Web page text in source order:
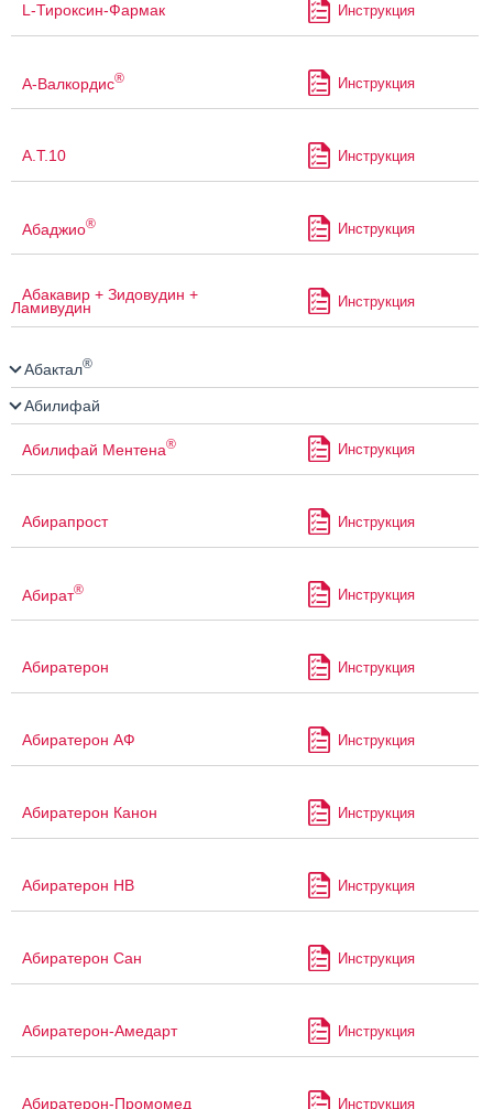
L-Тироксин-Фармак Инструкция
А-Валкордис® Инструкция
А.Т.10 Инструкция
Абаджио® Инструкция
Абакавир + Зидовудин +
Ламивудин Инструкция
Абактал®
Абилифай
Абилифай Ментена® Инструкция
Абирапрост Инструкция
Абират® Инструкция
Абиратерон Инструкция
Абиратерон АФ Инструкция
Абиратерон Канон Инструкция
Абиратерон НВ Инструкция
Абиратерон Сан Инструкция
Абиратерон-Амедарт Инструкция
Абиратерон-Промомед Инструкция